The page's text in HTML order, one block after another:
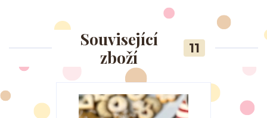
Související
zboží
11